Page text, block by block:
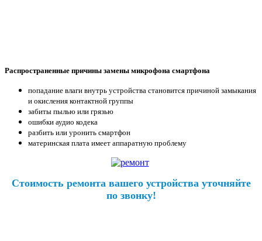
Распространенные причины замены микрофона смартфона
попадание влаги внутрь устройства становится причиной замыкания
и окисления контактной группы
забиты пылью или грязью
ошибки аудио кодека
разбить или уронить смартфон
материнская плата имеет аппаратную проблему
Стоимость ремонта вашего устройства уточняйте
по звонку!